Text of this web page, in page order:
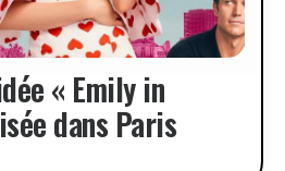
« Emily in
dans Paris